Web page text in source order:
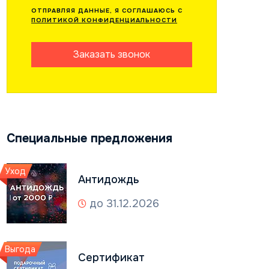
ОТПРАВЛЯЯ ДАННЫЕ, Я СОГЛАШАЮСЬ С
ПОЛИТИКОЙ КОНФИДЕНЦИАЛЬНОСТИ
Заказать звонок
Специальные предложения
Уход
Антидождь
до 31.12.2026
Выгода
Сертификат